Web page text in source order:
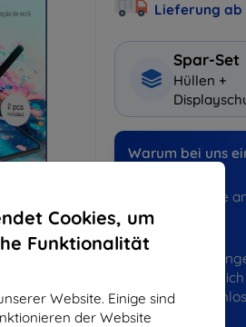
Cookies, um
Funktionalität
Website. Einige sind
der Website
Lieferung ab
Spar-Set
Hüllen +
Warum bei uns
Jahre
erfolgreich